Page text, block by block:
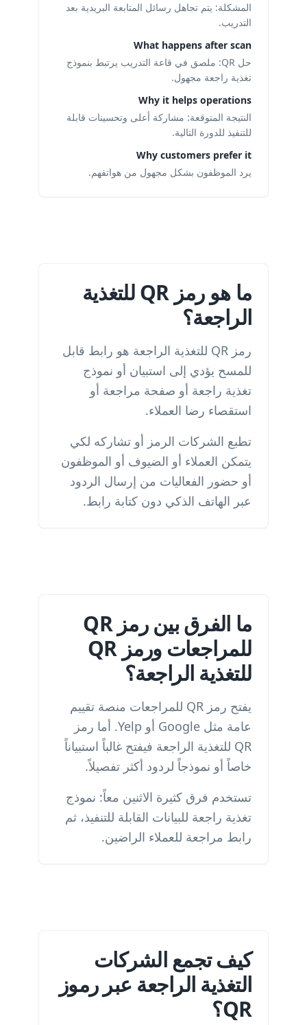
المشكلة: يتم تجاهل رسائل المتابعة البريدية بعد
التدريب.
What happens after scan
حل QR: ملصق في قاعة التدريب يرتبط بنموذج
تغذية راجعة مجهول.
Why it helps operations
النتيجة المتوقعة: مشاركة أعلى وتحسينات قابلة
للتنفيذ للدورة التالية.
Why customers prefer it
يرد الموظفون بشكل مجهول من هواتفهم.
ما هو رمز QR للتغذية
الراجعة؟
رمز QR للتغذية الراجعة هو رابط قابل
للمسح يؤدي إلى استبيان أو نموذج
تغذية راجعة أو صفحة مراجعة أو
استقصاء رضا العملاء.
تطبع الشركات الرمز أو تشاركه لكي
يتمكن العملاء أو الضيوف أو الموظفون
أو حضور الفعاليات من إرسال الردود
عبر الهاتف الذكي دون كتابة رابط.
ما الفرق بين رمز QR
للمراجعات ورمز QR
للتغذية الراجعة؟
يفتح رمز QR للمراجعات منصة تقييم
عامة مثل Google أو Yelp. أما رمز
QR للتغذية الراجعة فيفتح غالباً استبياناً
خاصاً أو نموذجاً لردود أكثر تفصيلاً.
تستخدم فرق كثيرة الاثنين معاً: نموذج
تغذية راجعة للبيانات القابلة للتنفيذ، ثم
رابط مراجعة للعملاء الراضين.
كيف تجمع الشركات
التغذية الراجعة عبر رموز
QR؟